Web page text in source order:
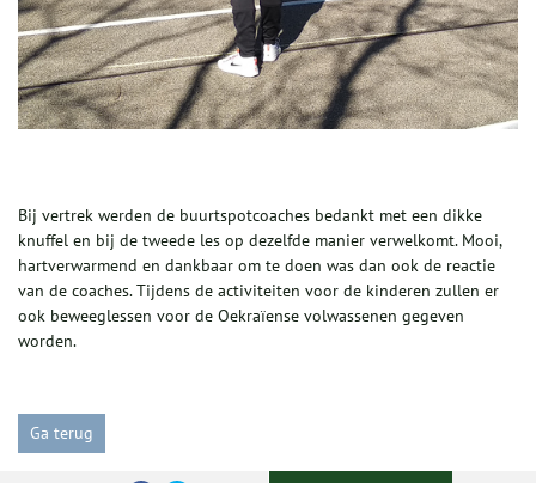
Bij vertrek werden de buurtspotcoaches bedankt met een dikke
knuffel en bij de tweede les op dezelfde manier verwelkomt. Mooi,
hartverwarmend en dankbaar om te doen was dan ook de reactie
van de coaches. Tijdens de activiteiten voor de kinderen zullen er
ook beweeglessen voor de Oekraïense volwassenen gegeven
worden.
Ga terug